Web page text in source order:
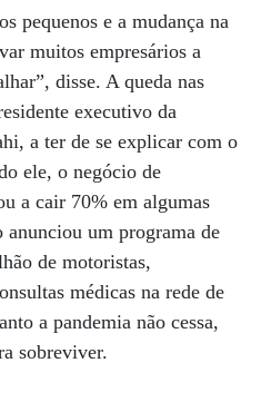
pequenos e a mudança na
muitos empresários a
disse. A queda nas
executivo da
a ter de se explicar com o
ele, o negócio de
a cair 70% em algumas
um programa de
de motoristas,
médicas na rede de
a pandemia não cessa,
sobreviver.